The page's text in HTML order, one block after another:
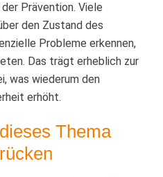
Prävention. Viele
den Zustand des
Probleme erkennen,
Das trägt erheblich zur
was wiederum den
erhöht.
Thema